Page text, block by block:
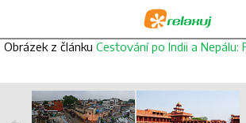
Obrázek z článku Cestování po Indii a Nepálu: